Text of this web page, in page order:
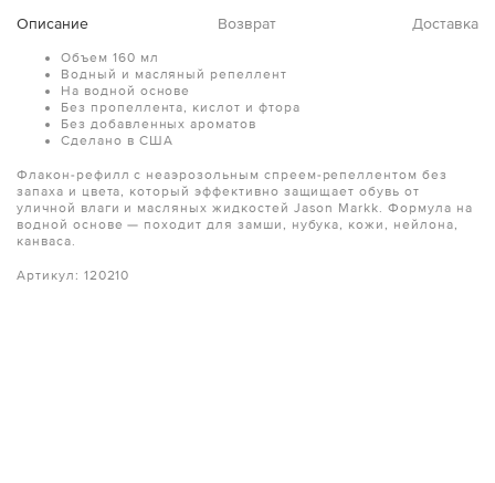
Описание Возврат Доставка
Объем 160 мл
Водный и масляный репеллент
На водной основе
Без пропеллента, кислот и фтора
Без добавленных ароматов
Сделано в США
Флакон-рефилл с неаэрозольным спреем-репеллентом без
запаха и цвета, который эффективно защищает обувь от
уличной влаги и масляных жидкостей Jason Markk. Формула на
водной основе — походит для замши, нубука, кожи, нейлона,
канваса.
Артикул: 120210